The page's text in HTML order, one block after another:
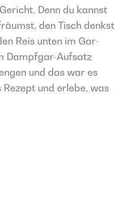
Denn du kannst
den Tisch denkst
Reis unten im Gar-
Dampfgar-Aufsatz
und das war es
Rezept und erlebe, was